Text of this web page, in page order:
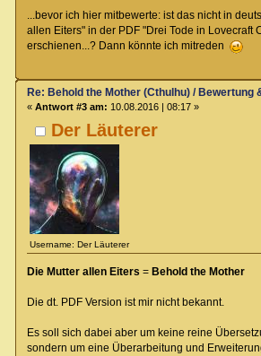
...bevor ich hier mitbewerte: ist das nicht in
allen Eiters" in der PDF "Drei Tode in Lovecraft
erschienen...? Dann könnte ich mitreden
Der Läuterer
Username: Der Läuterer
Re: Behold the Mother (Cthulhu) / Bewertung
« Antwort #3 am: 10.08.2016 | 08:17 »
Die Mutter allen Eiters = Behold the Mother
Die dt. PDF Version ist mir nicht bekannt.
Es soll sich dabei aber um keine reine
sondern um eine Überarbeitung und